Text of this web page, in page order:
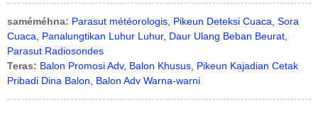
saméméhna: Parasut météorologis, Pikeun Deteksi Cuaca, Sora
Cuaca, Panalungtikan Luhur Luhur, Daur Ulang Beban Beurat,
Parasut Radiosondes
Teras: Balon Promosi Adv, Balon Khusus, Pikeun Kajadian Cetak
Pribadi Dina Balon, Balon Adv Warna-warni